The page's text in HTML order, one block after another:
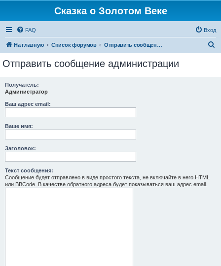
Сказка о Золотом Веке
FAQ Вход
На главную Список форумов Отправить сообщение администрации
Отправить сообщение администрации
Получатель:
Администратор
Ваш адрес email:
Ваше имя:
Заголовок:
Текст сообщения:
Сообщение будет отправлено в виде простого текста, не включайте в него HTML
или BBCode. В качестве обратного адреса будет показываться ваш адрес email.